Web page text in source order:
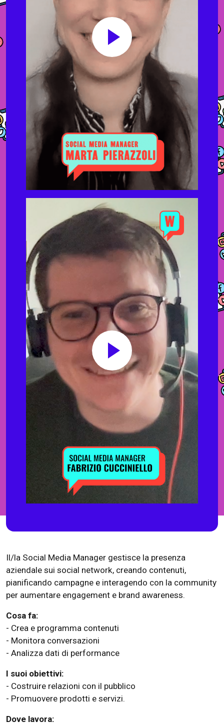
Il/la Social Media Manager gestisce la presenza
aziendale sui social network, creando contenuti,
pianificando campagne e interagendo con la community
per aumentare engagement e brand awareness.
Cosa fa:
- Crea e programma contenuti
- Monitora conversazioni
- Analizza dati di performance
I suoi obiettivi:
- Costruire relazioni con il pubblico
- Promuovere prodotti e servizi.
Dove lavora: